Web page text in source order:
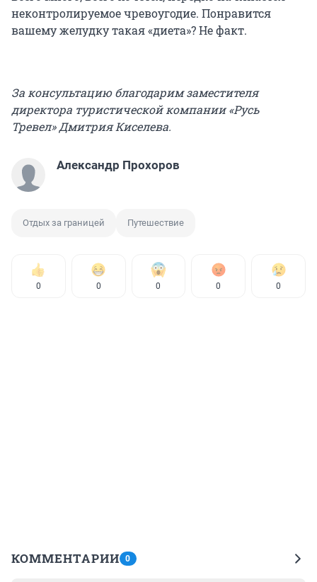
неконтролируемое чревоугодие. Понравится
вашему желудку такая «диета»? Не факт.
За консультацию благодарим заместителя
директора туристической компании «Русь
Тревел» Дмитрия Киселева.
Александр Прохоров
Отдых за границей Путешествие
0 0 0 0 0
КОММЕНТАРИИ 0